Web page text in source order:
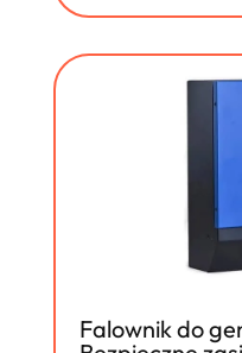
Falownik do